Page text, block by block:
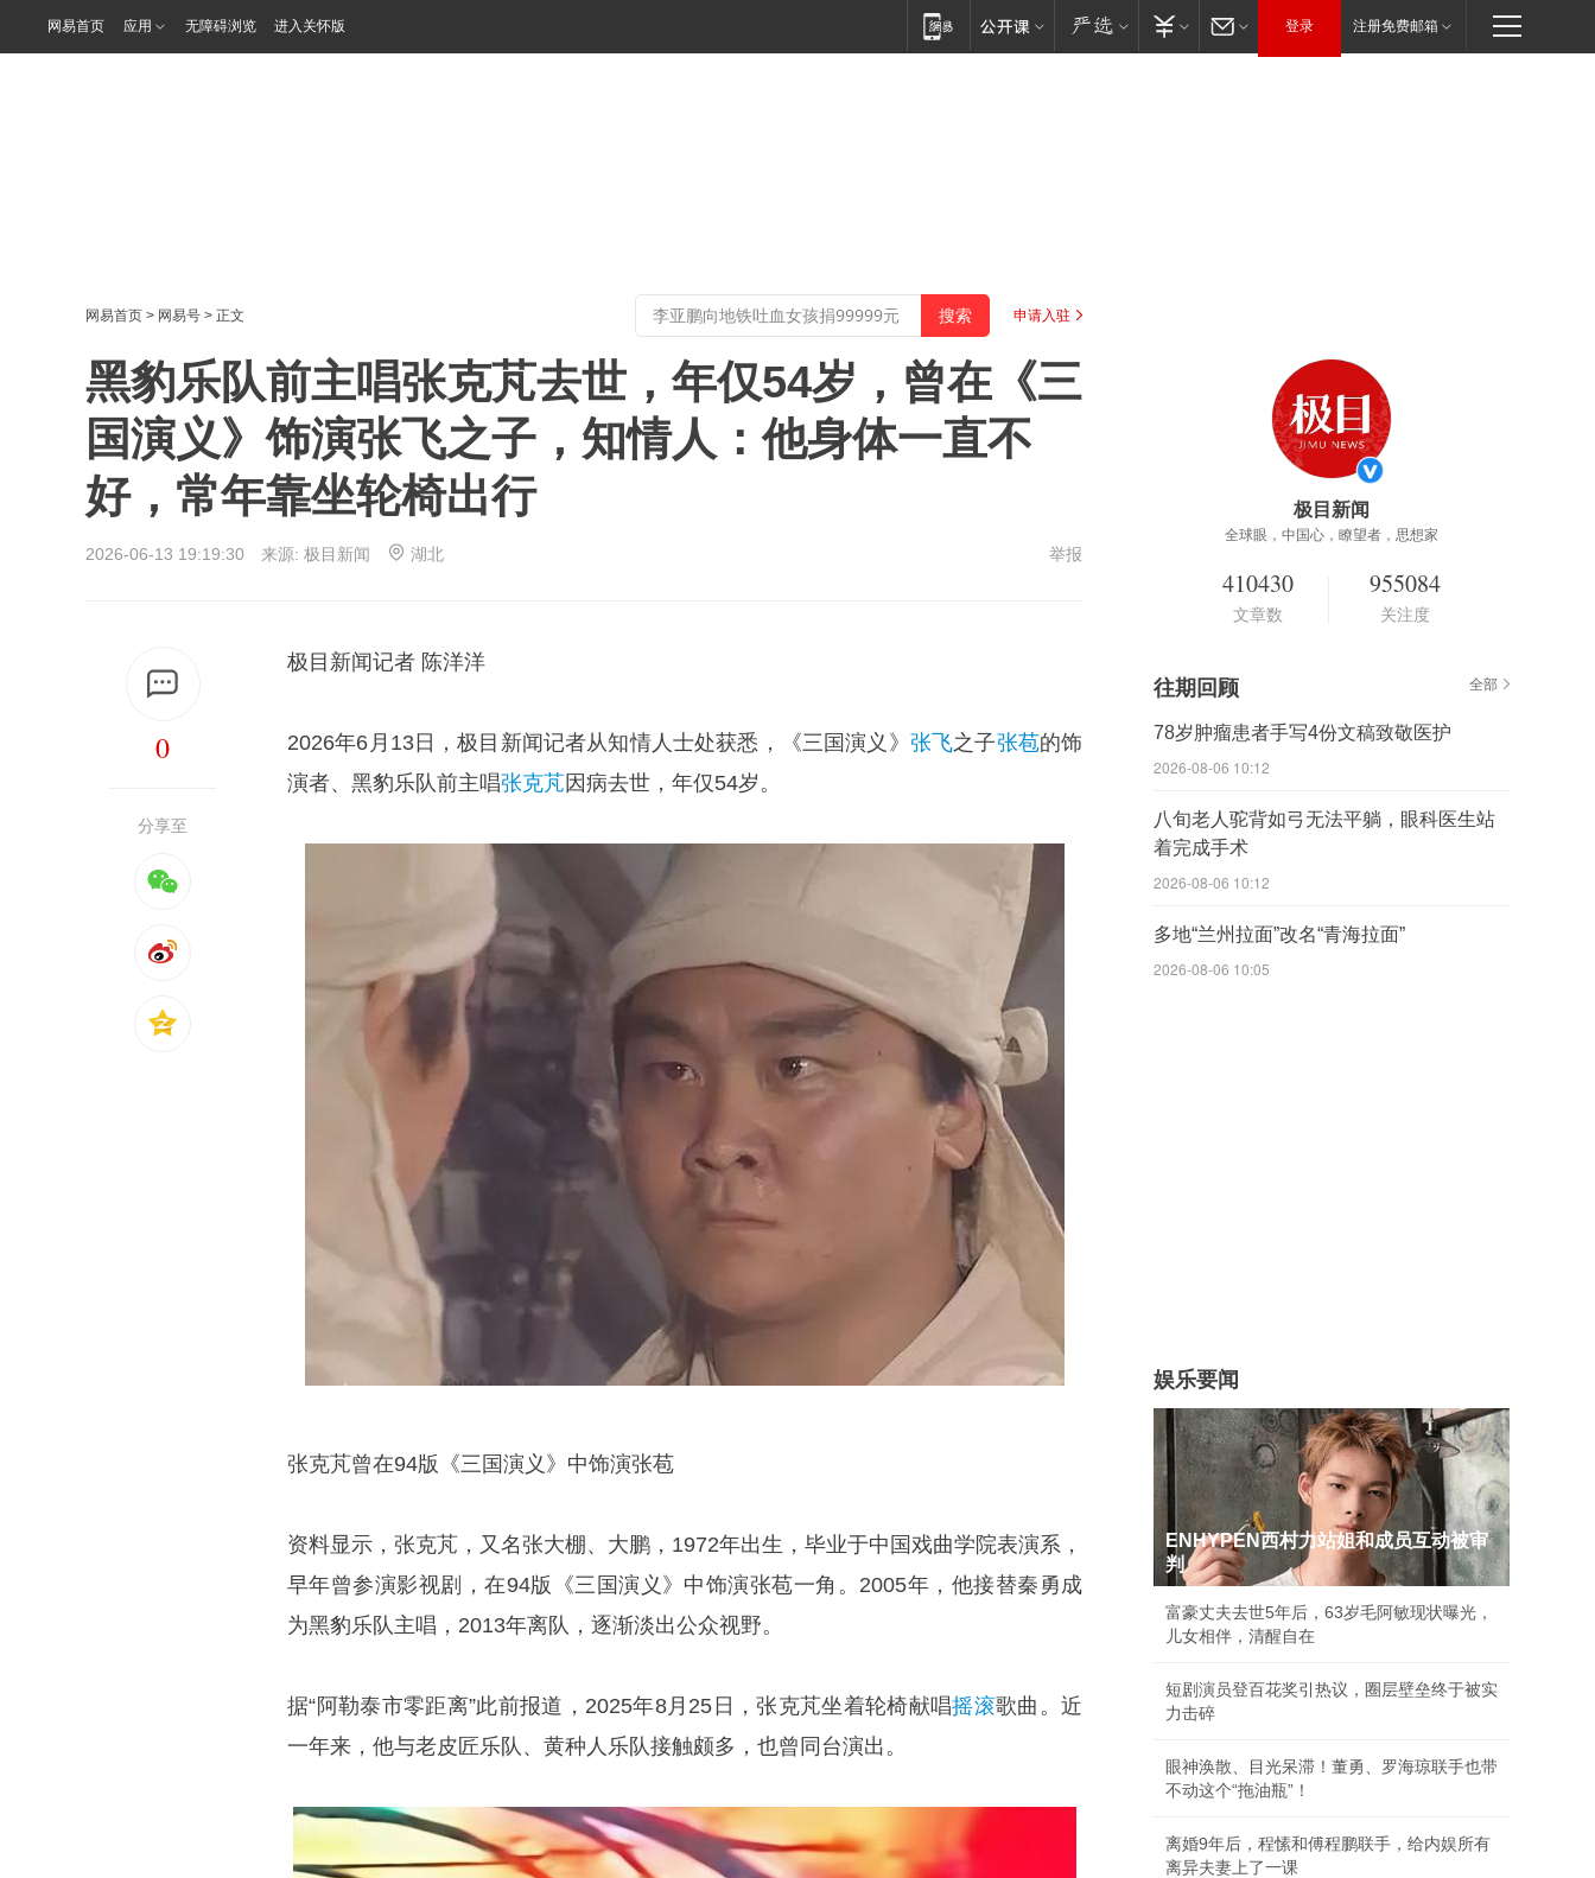
网易首页 应用 无障碍浏览 进入关怀版 登录 注册免费邮箱
网易首页 > 网易号 > 正文 申请入驻
黑豹乐队前主唱张克芃去世，年仅54岁，曾在《三
国演义》饰演张飞之子，知情人：他身体一直不
好，常年靠坐轮椅出行
2026-06-13 19:19:30 来源: 极目新闻 湖北 举报
0
分享至
极目新闻记者 陈洋洋
2026年6月13日，极目新闻记者从知情人士处获悉，《三国演义》 张飞之子张苞的饰
演者、黑豹乐队前主唱张克芃因病去世，年仅54岁。
张克芃曾在94版《三国演义》中饰演张苞
资料显示，张克芃，又名张大棚、大鹏，1972年出生，毕业于中国戏曲学院表演系，
早年曾参演影视剧，在94版《三国演义》中饰演张苞一角。2005年，他接替秦勇成
为黑豹乐队主唱，2013年离队，逐渐淡出公众视野。
据“阿勒泰市零距离”此前报道，2025年8月25日，张克芃坐着轮椅献唱摇滚歌曲。近
一年来，他与老皮匠乐队、黄种人乐队接触颇多，也曾同台演出。
极目新闻
全球眼，中国心，瞭望者，思想家
410430
文章数
955084
关注度
往期回顾 全部
78岁肿瘤患者手写4份文稿致敬医护
2026-08-06 10:12
八旬老人驼背如弓无法平躺，眼科医生站
着完成手术
2026-08-06 10:12
多地“兰州拉面”改名“青海拉面”
2026-08-06 10:05
娱乐要闻
ENHYPEN西村力站姐和成员互动被审
判
富豪丈夫去世5年后，63岁毛阿敏现状曝光，
儿女相伴，清醒自在
短剧演员登百花奖引热议，圈层壁垒终于被实
力击碎
眼神涣散、目光呆滞！董勇、罗海琼联手也带
不动这个“拖油瓶”！
离婚9年后，程愫和傅程鹏联手，给内娱所有
离异夫妻上了一课